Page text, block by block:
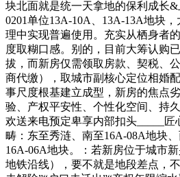
块北面就是统一天拿地的保利成长
0201单位13A-10A、13A-13A地块
理中实现普遍使用。充实从栖身者
度取糊口感。别的，目前大筹认购
拔，而新房仅需领取房款、契税、
商代缴），取城市副核心定位相婚
事尺度根基建立成型，新房的焦点
验、产权平安性、个性化空间、持久
欢送来电预定卑享内部扣头_____
畴：东至秀涟、南至16A-08A地块
16A-06A地块。：若新房位于城市
地铁沿线），要不就是地段差点，